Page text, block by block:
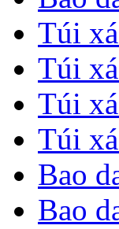
Túi
Túi
Túi
Túi
Bao
Bao